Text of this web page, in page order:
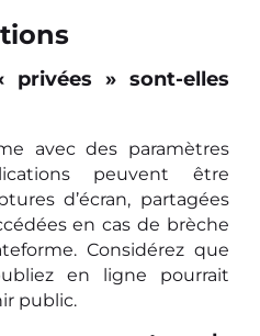
privées » sont-elles
avec des paramètres
peuvent être
d’écran, partagées
en cas de brèche
Considérez que
en ligne pourrait
public.